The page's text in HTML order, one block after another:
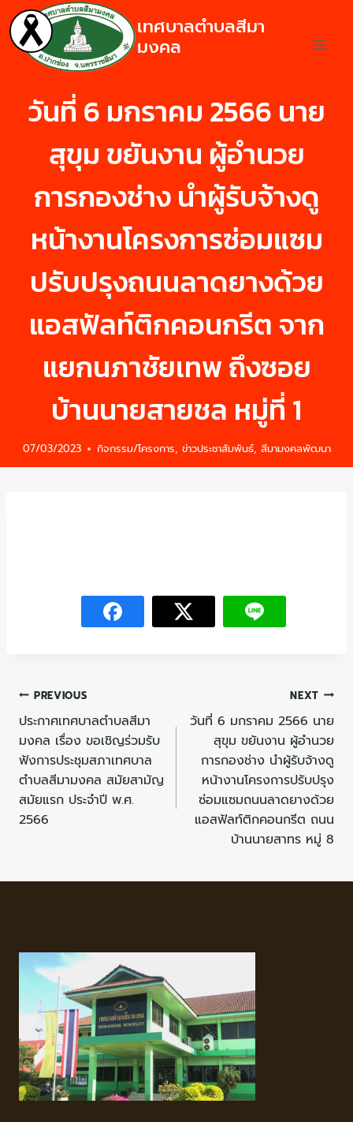
เทศบาลตำบลสีมา
มงคล
วันที่ 6 มกราคม 2566 นาย
สุขุม ขยันงาน ผู้อำนวย
การกองช่าง นำผู้รับจ้างดู
หน้างานโครงการซ่อมแซม
ปรับปรุงถนนลาดยางด้วย
แอสฟัลท์ติกคอนกรีต จาก
แยกนภาชัยเทพ ถึงซอย
บ้านนายสายชล หมู่ที่ 1
07/03/2023 กิจกรรม/โครงการ, ข่าวประชาสัมพันธ์, สีมามงคลพัฒนา
PREVIOUS
ประกาศเทศบาลตำบลสีมา
มงคล เรื่อง ขอเชิญร่วมรับ
ฟังการประชุมสภาเทศบาล
ตำบลสีมามงคล สมัยสามัญ
สมัยแรก ประจำปี พ.ศ.
2566
NEXT
วันที่ 6 มกราคม 2566 นาย
สุขุม ขยันงาน ผู้อำนวย
การกองช่าง นำผู้รับจ้างดู
หน้างานโครงการปรับปรุง
ซ่อมแซมถนนลาดยางด้วย
แอสฟัลท์ติกคอนกรีต ถนน
บ้านนายสาทร หมู่ 8